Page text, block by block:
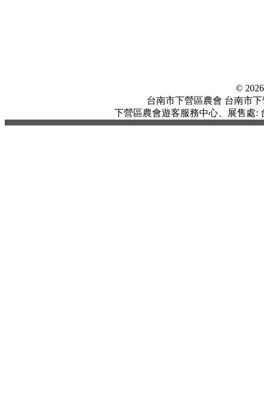
©
台南市下營區農會 台南市下
下營區農會遊客服務中心、展售處: